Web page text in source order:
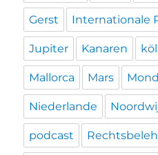
Gerst Internationale
Jupiter Kanaren
Mallorca Mars Mond
Niederlande
podcast